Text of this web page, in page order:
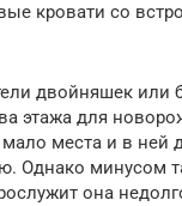
кровати со
двойняшек или
этажа для
места и в ней
Однако минусом
она